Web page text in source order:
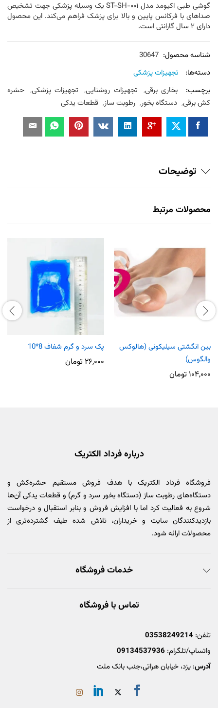
گوشی طبی اکیومد مدل ST-SH-۰۰۱ یک وسیله پزشکی جهت تشخیص
صداهای با فرکانس پایین و بالا برای پزشک فراهم می‌کند. این محصول
دارای ۲ سال گارانتی است.
شناسه محصول: 30647
دسته‌ها:
تجهیزات پزشکی
برچسب:
بخاری برقی, تجهیزات روشنایی, تجهیزات پزشکی, حشره
کش برقی, دستگاه بخور, رطوبت ساز, قطعات یدکی
توضیحات
محصولات مرتبط
بین انگشتی سیلیکونی (هالوکس
والگوس)
۱۰۴,۰۰۰ تومان
پک سرد و گرم شفاف 8*10
۲۶,۰۰۰ تومان
درباره فرداد الکتریک
فروشگاه فرداد الکتریک با هدف فروش مستقیم حشره‌کش و
دستگاه‌های رطوبت ساز (دستگاه بخور سرد و گرم) و قطعات یدکی آن‌ها
شروع به فعالیت کرد اما با افزایش فروش و بنابر استقبال و درخواست
بازدیدکنندگان سایت و خریداران، تلاش شده طیف گشترده‌تری از
محصولات ارائه شود.
خدمات فروشگاه
تماس با فروشگاه
تلفن: 03538249214
واتساپ/تلگرام: 09134537936
آدرس: یزد، خیابان هراتی،جنب بانک ملت